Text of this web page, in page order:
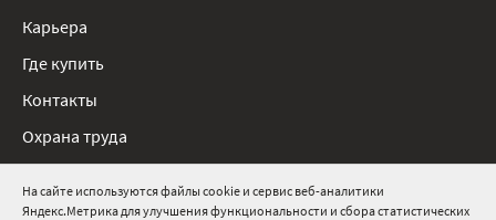
На сайте используются файлы cookie и сервис веб-аналитики
Яндекс.Метрика для улучшения функциональности и сбора статистических
Карьера
Где купить
Контакты
Охрана труда